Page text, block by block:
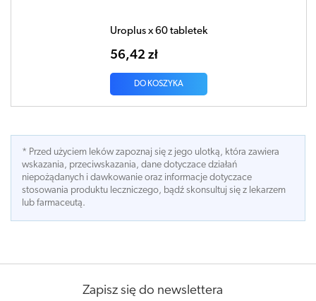
Uroplus x 60 tabletek
56,42 zł
DO KOSZYKA
* Przed użyciem leków zapoznaj się z jego ulotką, która zawiera
wskazania, przeciwskazania, dane dotyczace działań
niepożądanych i dawkowanie oraz informacje dotyczace
stosowania produktu leczniczego, bądź skonsultuj się z lekarzem
lub farmaceutą.
Zapisz się do newslettera